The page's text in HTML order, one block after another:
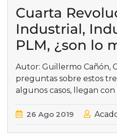
Cuarta
Industrial,
PLM, ¿son lo
Autor: Guillermo Cañón,
preguntas sobre estos
algunos casos, llegan
26 Ago 2019